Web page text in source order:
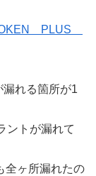
PLUS
れる箇所が1
ントが漏れて
全ヶ所漏れたの